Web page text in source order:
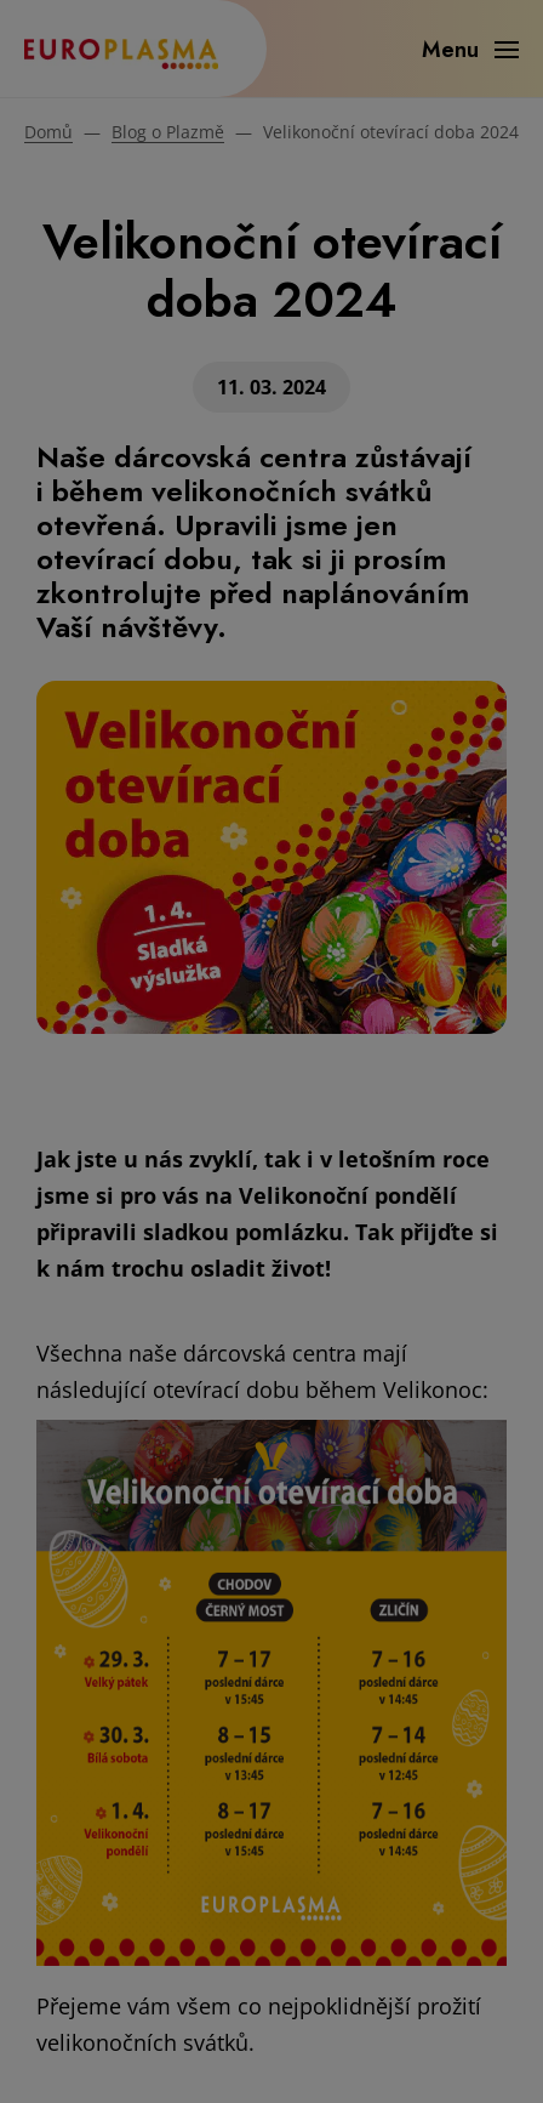
Menu
Domů — Blog o Plazmě — Velikonoční otevírací doba 2024
Velikonoční otevírací
doba 2024
11. 03. 2024
Naše dárcovská centra zůstávají
i během velikonočních svátků
otevřená. Upravili jsme jen
otevírací dobu, tak si ji prosím
zkontrolujte před naplánováním
Vaší návštěvy.
Jak jste u nás zvyklí, tak i v letošním roce
jsme si pro vás na Velikonoční pondělí
připravili sladkou pomlázku. Tak přijďte si
k nám trochu osladit život!
Všechna naše dárcovská centra mají
následující otevírací dobu během Velikonoc:
Přejeme vám všem co nejpoklidnější prožití
velikonočních svátků.